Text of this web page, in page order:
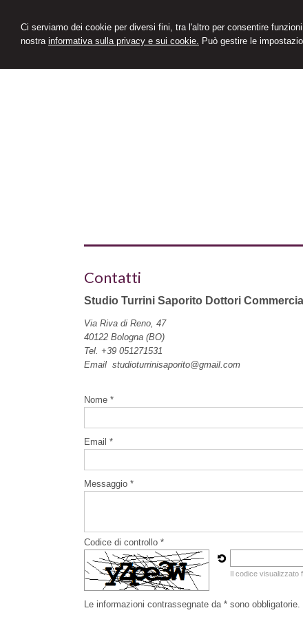
Ci serviamo dei cookie per diversi fini, tra l'altro per consentire
nostra informativa sulla privacy e sui cookie. Può gestire le
Contatti
Studio Turrini Saporito Dottori
Via Riva di Reno, 47
40122 Bologna (BO)
Tel. +39 051271531
Email studioturrinisaporito@gmail.com
Nome *
Email *
Messaggio *
Codice di controllo *
Il codice visualizzato
Le informazioni contrassegnate da * sono obbligatorie.